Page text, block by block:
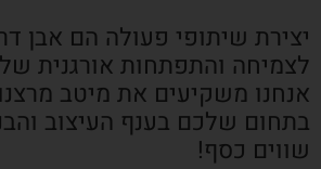
יצירת שיתופי פעולה הם אבן
לצמיחה והתפתחות אורגנית
אנחנו משקיעים את מיטב
בתחום שלכם בענף העיצוב
שווים כסף!